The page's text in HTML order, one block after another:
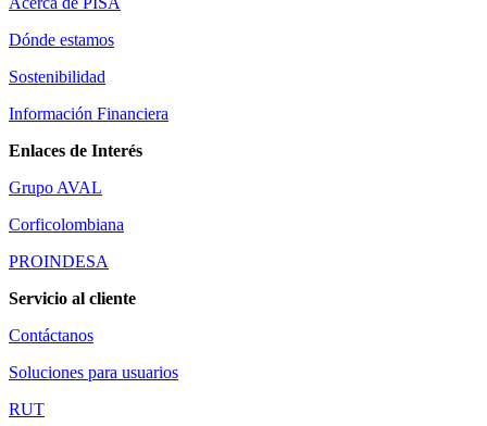
Dónde estamos
Sostenibilidad
Información Financiera
Enlaces de Interés
Grupo AVAL
Corficolombiana
PROINDESA
Servicio al cliente
Contáctanos
Soluciones para usuarios
RUT